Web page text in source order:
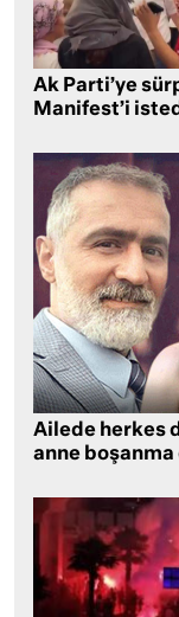
Ak Parti’ye
Manifest’i
Ailede herkes
anne boşanma